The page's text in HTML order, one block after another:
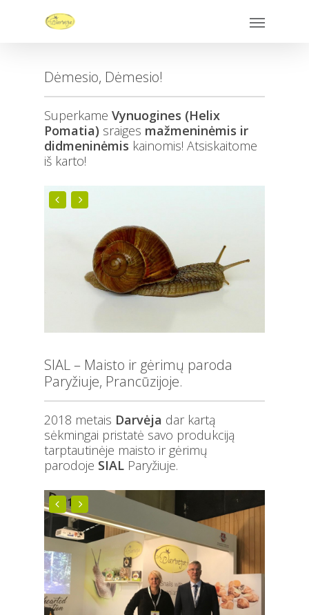
Dėmesio, Dėmesio!
Superkame Vynuogines (Helix
Pomatia) sraiges mažmeninėmis ir
didmeninėmis kainomis! Atsiskaitome
iš karto!
SIAL – Maisto ir gėrimų paroda
Paryžiuje, Prancūzijoje.
2018 metais Darvėja dar kartą
sėkmingai pristatė savo produkciją
tarptautinėje maisto ir gėrimų
parodoje SIAL Paryžiuje.